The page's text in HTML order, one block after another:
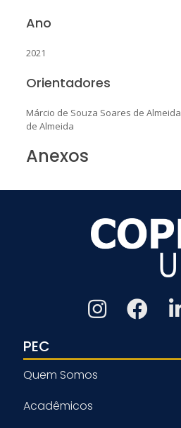
Ano
2021
Orientadores
Márcio de Souza Soares de Almeida
de Almeida
Anexos
PEC
Quem Somos
Acadêmicos